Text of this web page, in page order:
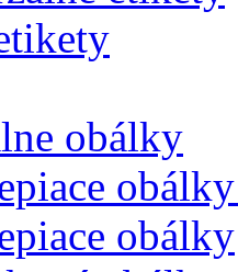
obálky
obálky